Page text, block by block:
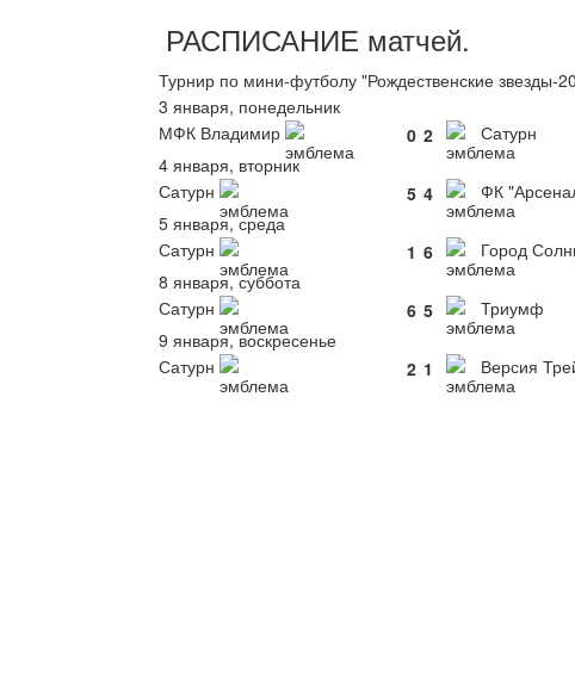
РАСПИСАНИЕ матчей.
Турнир по мини-футболу "Рождественские звезды-
3 января, понедельник
МФК Владимир
0 2 Сатурн
4 января, вторник
Сатурн
5 4 ФК
5 января, среда
Сатурн
1 6 Город
8 января, суббота
Сатурн
6 5 Триумф
9 января, воскресенье
Сатурн
2 1 Версия